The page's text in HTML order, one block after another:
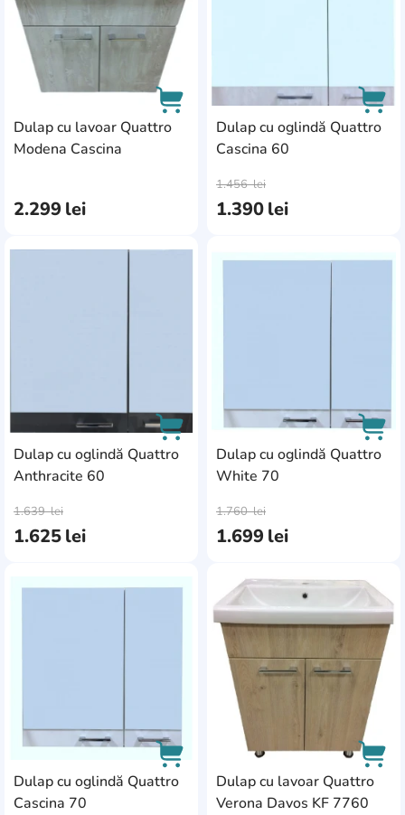
Dulap cu lavoar Quattro
Modena Cascina
2.299 lei
Dulap cu oglindă Quattro
Cascina 60
1.390lei
1.456lei
Dulap cu oglindă Quattro
Anthracite 60
1.625lei
1.639lei
Dulap cu oglindă Quattro
White 70
1.699 lei
1.760lei
Dulap cu oglindă Quattro
Cascina 70
AddCardToFavourite
Dulap cu lavoar Quattro
Verona Davos KF 7760